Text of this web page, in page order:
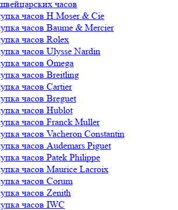
часов
часов H.Moser & Cie
часов Baume & Mercier
часов Rolex
часов Ulysse Nardin
часов Omega
часов Breitling
часов Cartier
часов Breguet
часов Hublot
часов Franck Muller
часов Vacheron Constantin
часов Audemars Piguet
часов Patek Philippe
часов Maurice Lacroix
часов Corum
часов Zenith
часов IWC